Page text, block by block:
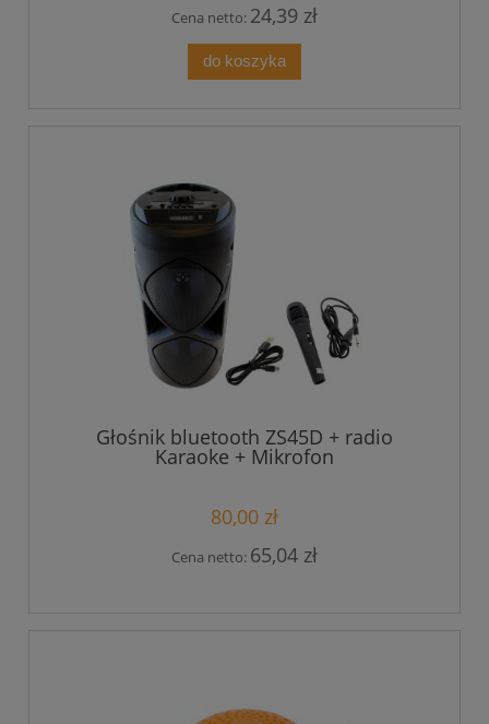
Cena netto: 24,39 zł
do koszyka
Głośnik bluetooth ZS45D + radio
Karaoke + Mikrofon
80,00 zł
Cena netto: 65,04 zł